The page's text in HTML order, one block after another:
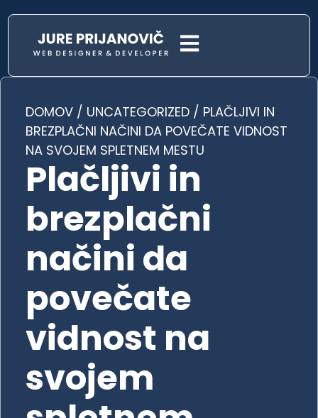
DOMOV / UNCATEGORIZED / PLAČLJIVI IN
BREZPLAČNI NAČINI DA POVEČATE VIDNOST
NA SVOJEM SPLETNEM MESTU
Plačljivi in
brezplačni
načini da
povečate
vidnost na
svojem